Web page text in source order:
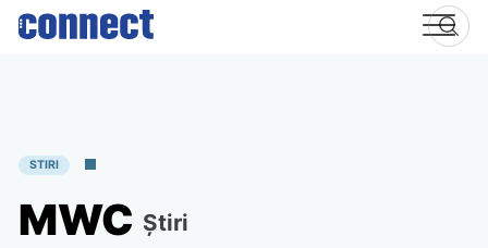
Skip
STIRI
MWC Știri